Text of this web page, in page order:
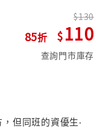
85
130
110
查詢門市庫存
但同班的資優生‧